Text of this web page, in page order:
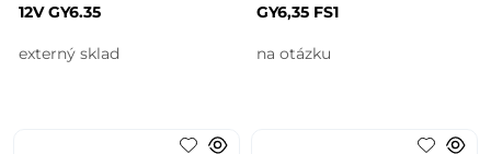
12V GY6.35
externý sklad
GY6,35 FS1
na otázku